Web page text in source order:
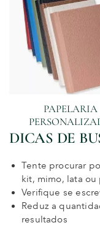
PAPELARIA
DICAS DE
Tente procurar
kit, mimo, lata ou
Verifique se
Reduz a
resultados